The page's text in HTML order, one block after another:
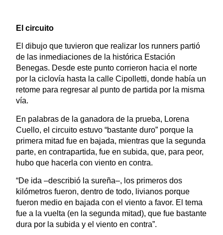
El circuito
El dibujo que tuvieron que realizar los runners partió
de las inmediaciones de la histórica Estación
Benegas. Desde este punto corrieron hacia el norte
por la ciclovía hasta la calle Cipolletti, donde había un
retome para regresar al punto de partida por la misma
vía.
En palabras de la ganadora de la prueba, Lorena
Cuello, el circuito estuvo “bastante duro” porque la
primera mitad fue en bajada, mientras que la segunda
parte, en contrapartida, fue en subida, que, para peor,
hubo que hacerla con viento en contra.
“De ida –describió la sureña–, los primeros dos
kilómetros fueron, dentro de todo, livianos porque
fueron medio en bajada con el viento a favor. El tema
fue a la vuelta (en la segunda mitad), que fue bastante
dura por la subida y el viento en contra”.